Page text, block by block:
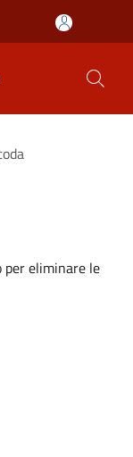
eliminare le